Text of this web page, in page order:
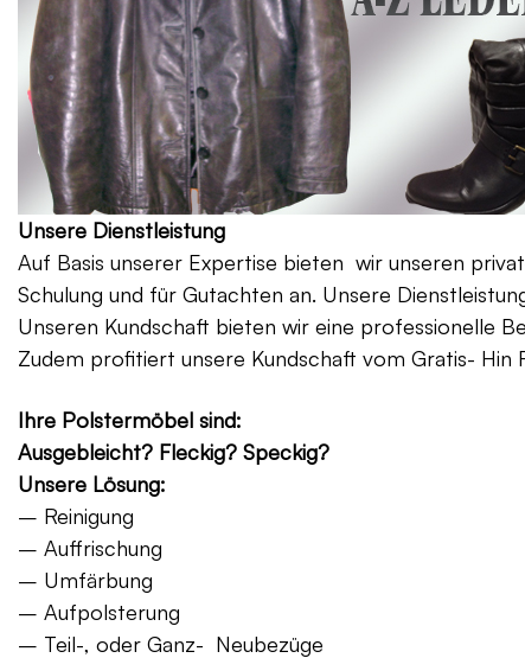
Unsere Dienstleistung
Auf Basis unserer Expertise bieten wir unseren
Schulung und für Gutachten an. Unsere
Unseren Kundschaft bieten wir eine professionelle
Zudem profitiert unsere Kundschaft vom Gratis-
Ihre Polstermöbel sind:
Ausgebleicht? Fleckig? Speckig?
Unsere Lösung:
– Reinigung
– Auffrischung
– Umfärbung
– Aufpolsterung
– Teil-, oder Ganz- Neubezüge